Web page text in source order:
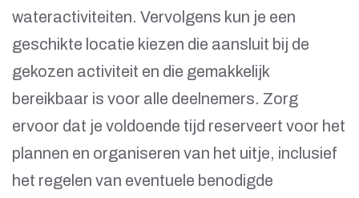
wateractiviteiten. Vervolgens kun je een
geschikte locatie kiezen die aansluit bij de
gekozen activiteit en die gemakkelijk
bereikbaar is voor alle deelnemers. Zorg
ervoor dat je voldoende tijd reserveert voor het
plannen en organiseren van het uitje, inclusief
het regelen van eventuele benodigde